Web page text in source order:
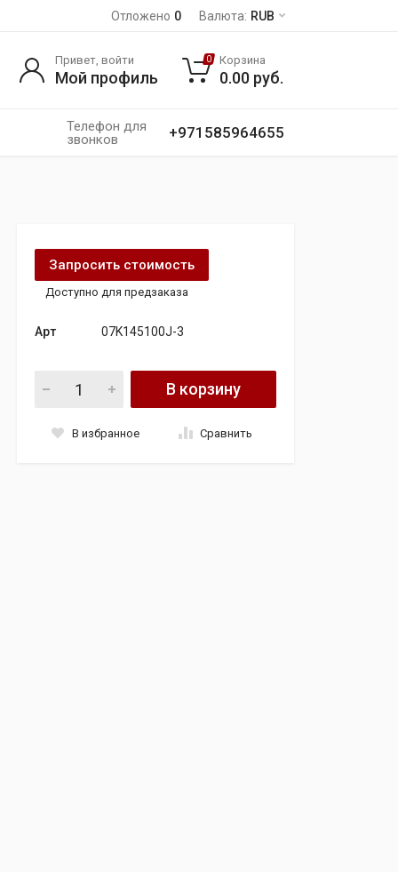
Отложено 0 Валюта: RUB
Телефон для
звонков
+971585964655
Привет, войти
Мой профиль
0 Корзина
0.00 руб.
Запросить стоимость
Доступно для предзаказа
Арт 07K145100J-3
audi q3 rs 2.5 tfsi daz vacum насос quantity
В корзину
В избранное Сравнить